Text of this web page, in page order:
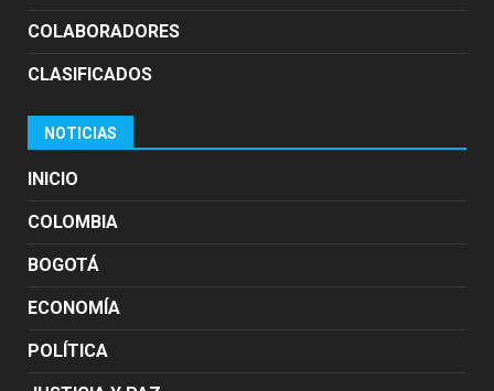
COLABORADORES
CLASIFICADOS
NOTICIAS
INICIO
COLOMBIA
BOGOTÁ
ECONOMÍA
POLÍTICA